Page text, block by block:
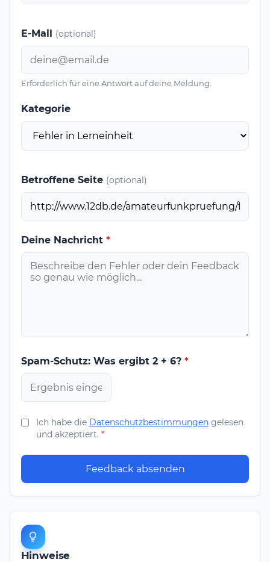
E-Mail (optional)
Erforderlich für eine Antwort auf deine Meldung.
Kategorie
Betroffene Seite (optional)
Deine Nachricht *
Spam-Schutz: Was ergibt 2 + 6? *
Ich habe die Datenschutzbestimmungengelesen
und akzeptiert. *
Feedback absenden
Hinweise